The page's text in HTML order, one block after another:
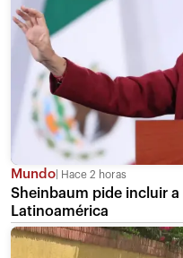
Mundo Hace 2 horas
Sheinbaum pide incluir
Latinoamérica